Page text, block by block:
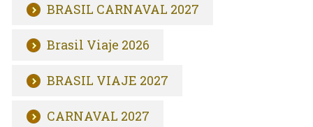
BRASIL CARNAVAL 2027
Brasil Viaje 2026
BRASIL VIAJE 2027
CARNAVAL 2027